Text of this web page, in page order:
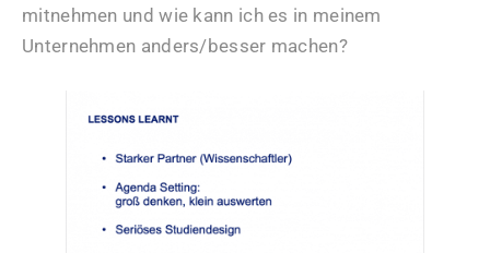
mitnehmen und wie kann ich es in meinem
Unternehmen anders/besser machen?